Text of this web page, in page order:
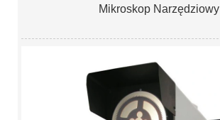
Mikroskop Narzędziowy